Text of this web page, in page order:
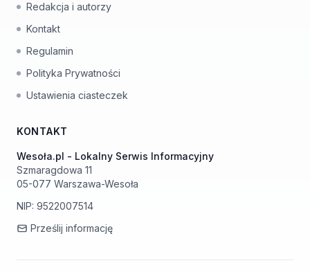
Redakcja i autorzy
Kontakt
Regulamin
Polityka Prywatności
Ustawienia ciasteczek
KONTAKT
Wesoła.pl - Lokalny Serwis Informacyjny
Szmaragdowa 11
05-077 Warszawa-Wesoła
NIP: 9522007514
Prześlij informację